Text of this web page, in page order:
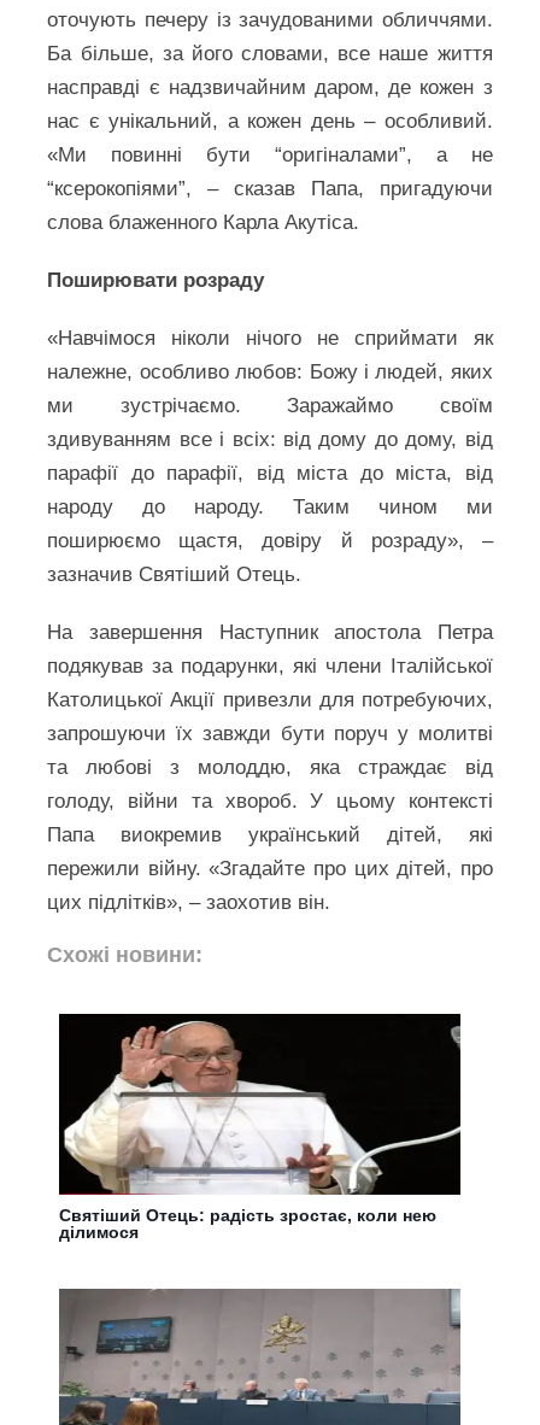
оточують печеру із зачудованими обличчями.
Ба більше, за його словами, все наше життя
насправді є надзвичайним даром, де кожен з
нас є унікальний, а кожен день – особливий.
«Ми повинні бути “оригіналами”, а не
“ксерокопіями”, – сказав Папа, пригадуючи
слова блаженного Карла Акутіса.
Поширювати розраду
«Навчімося ніколи нічого не сприймати як
належне, особливо любов: Божу і людей, яких
ми зустрічаємо. Заражаймо своїм
здивуванням все і всіх: від дому до дому, від
парафії до парафії, від міста до міста, від
народу до народу. Таким чином ми
поширюємо щастя, довіру й розраду», –
зазначив Святіший Отець.
На завершення Наступник апостола Петра
подякував за подарунки, які члени Італійської
Католицької Акції привезли для потребуючих,
запрошуючи їх завжди бути поруч у молитві
та любові з молоддю, яка страждає від
голоду, війни та хвороб. У цьому контексті
Папа виокремив український дітей, які
пережили війну. «Згадайте про цих дітей, про
цих підлітків», – заохотив він.
Схожі новини:
Святіший Отець: радість зростає, коли нею
ділимося